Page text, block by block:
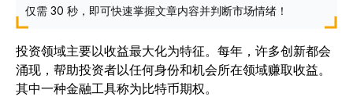
仅需 30 秒，即可快速掌握文章内容并判断市场情绪！
投资领域主要以收益最大化为特征。每年，许多创新都会
涌现，帮助投资者以任何身份和机会所在领域赚取收益。
其中一种金融工具称为比特币期权。